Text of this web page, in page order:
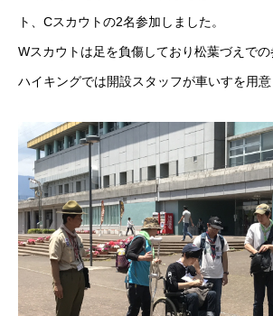
ト、Cスカウトの2名参加しました。
Wスカウトは足を負傷しており松葉づえでの
ハイキングでは開設スタッフが車いすを用意